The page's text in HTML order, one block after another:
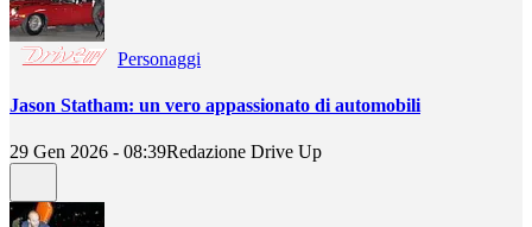
Personaggi
Jason Statham: un vero appassionato di automobili
29 Gen 2026 - 08:39Redazione Drive Up